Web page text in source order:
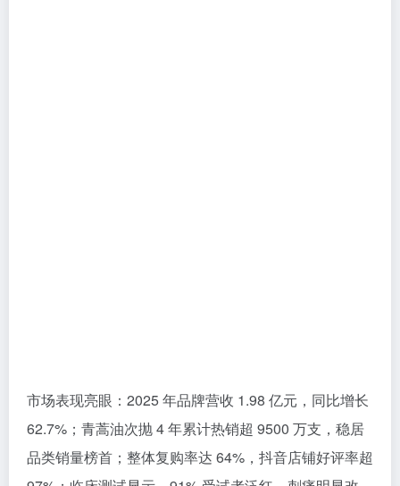
市场表现亮眼：2025 年品牌营收 1.98 亿元，同比增长
62.7%；青蒿油次抛 4 年累计热销超 9500 万支，稳居
品类销量榜首；整体复购率达 64%，抖音店铺好评率超